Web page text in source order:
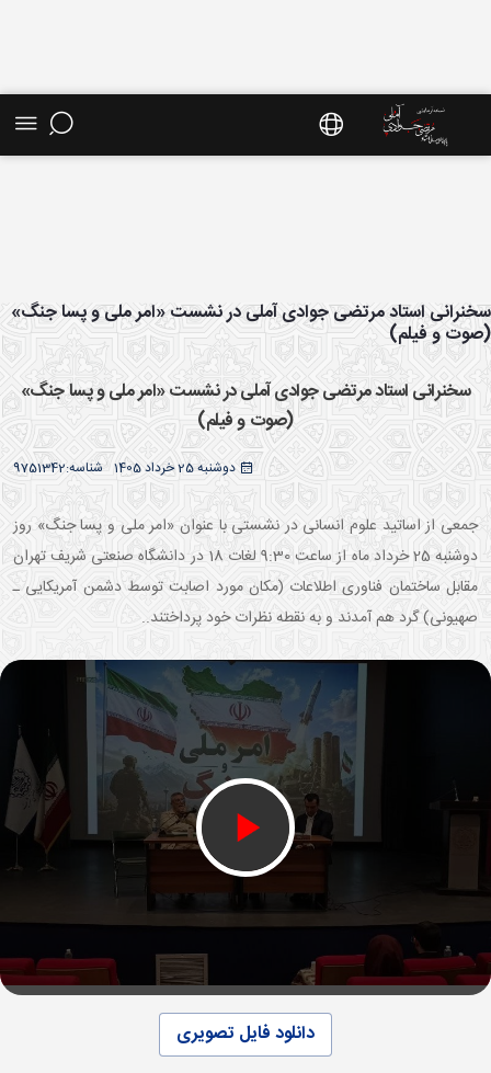
اخبار - سایت استاد مرتضی جوادی آملی
استاد مرتضی جوادی آملی در نشست «امر ملی و پسا جنگ»
و فیلم)
سخنرانی استاد مرتضی جوادی آملی در نشست «امر ملی و پسا جنگ»
(صوت و فیلم)
دوشنبه 25 خرداد 1405 9751342شناسه:
جمعی از اساتید علوم انسانی در نشستی با عنوان «امر ملی و پسا جنگ» روز
دوشنبه 25 خرداد ماه از ساعت 9:30 لغات 18 در دانشگاه صنعتی شریف تهران
مقابل ساختمان فناوری اطلاعات (مکان مورد اصابت توسط دشمن آمریکایی ـ
صهیونی) گرد هم آمدند و به نقطه نظرات خود پرداختند..
دانلود فایل تصویری